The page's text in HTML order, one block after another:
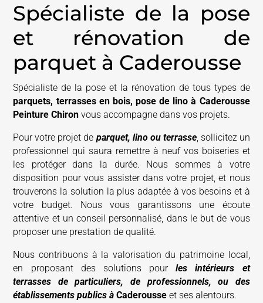
Spécialiste de la pose
et rénovation de
parquet à Caderousse
Spécialiste de la pose et la rénovation de tous types de
parquets, terrasses en bois, pose de lino à Caderousse
Peinture Chiron vous accompagne dans vos projets.
Pour votre projet de parquet, lino ou terrasse, sollicitez un
professionnel qui saura remettre à neuf vos boiseries et
les protéger dans la durée. Nous sommes à votre
disposition pour vous assister dans votre projet, et nous
trouverons la solution la plus adaptée à vos besoins et à
votre budget. Nous vous garantissons une écoute
attentive et un conseil personnalisé, dans le but de vous
proposer une prestation de qualité.
Nous contribuons à la valorisation du patrimoine local,
en proposant des solutions pourles intérieurs et
terrasses de particuliers, de professionnels, ou des
établissements publics à Caderousse et ses alentours.